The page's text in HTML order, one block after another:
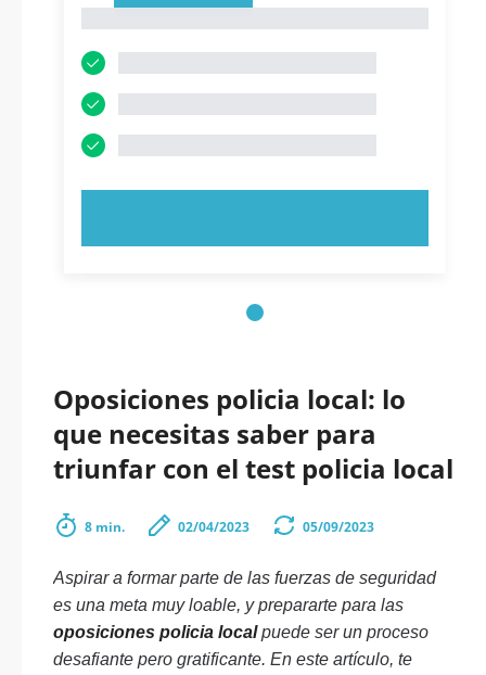
Oposiciones policia local: lo
que necesitas saber para
triunfar con el test policia local
8 min. 02/04/2023 05/09/2023
Aspirar a formar parte de las fuerzas de seguridad
es una meta muy loable, y prepararte para las
oposiciones policia localpuede ser un proceso
desafiante pero gratificante. En este artículo, te